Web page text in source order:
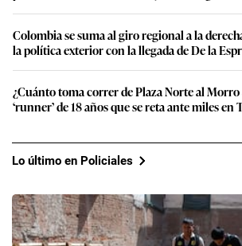
Colombia se suma al giro regional a la
la política exterior con la llegada de De la
¿Cuánto toma correr de Plaza Norte al Morro
‘runner’ de 18 años que se reta ante miles en
Lo último en Policiales